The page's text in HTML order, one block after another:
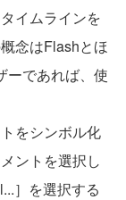
イムラインを
念はFlashとほ
ーであれば、使
をシンボル化
ントを選択し
］を選択する